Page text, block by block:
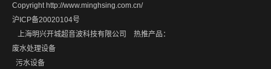
Copyright http://www.minghsing.com.cn/
沪ICP备20020104号
上海明兴开城超音波科技有限公司 热推产品：
废水处理设备
污水设备